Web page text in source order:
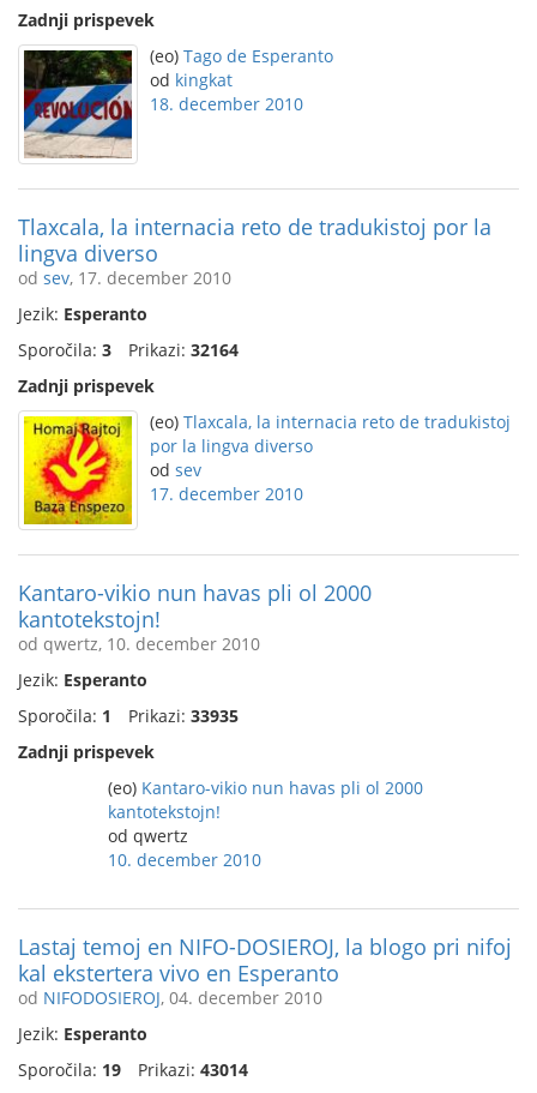
Zadnji prispevek
(eo) Tago de Esperanto
od kingkat
18. december 2010
Tlaxcala, la internacia reto de tradukistoj por la
lingva diverso
od sev, 17. december 2010
Jezik: Esperanto
Sporočila: 3 Prikazi: 32164
Zadnji prispevek
(eo) Tlaxcala, la internacia reto de tradukistoj
por la lingva diverso
od sev
17. december 2010
Kantaro-vikio nun havas pli ol 2000
kantotekstojn!
od qwertz, 10. december 2010
Jezik: Esperanto
Sporočila: 1 Prikazi: 33935
Zadnji prispevek
(eo) Kantaro-vikio nun havas pli ol 2000
kantotekstojn!
od qwertz
10. december 2010
Lastaj temoj en NIFO-DOSIEROJ, la blogo pri nifoj
kal ekstertera vivo en Esperanto
od NIFODOSIEROJ, 04. december 2010
Jezik: Esperanto
Sporočila: 19 Prikazi: 43014